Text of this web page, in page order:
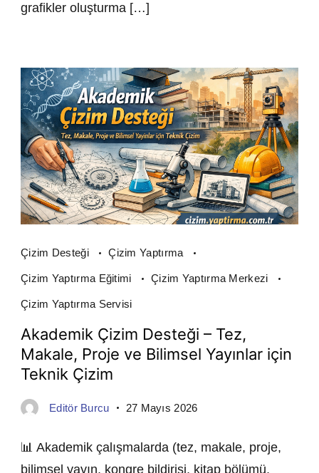
grafikler oluşturma […]
Çizim Desteği Çizim Yaptırma
Çizim Yaptırma Eğitimi Çizim Yaptırma Merkezi
Çizim Yaptırma Servisi
Akademik Çizim Desteği – Tez,
Makale, Proje ve Bilimsel Yayınlar için
Teknik Çizim
Editör Burcu 27 Mayıs 2026
📊 Akademik çalışmalarda (tez, makale, proje,
bilimsel yayın, kongre bildirisi, kitap bölümü,